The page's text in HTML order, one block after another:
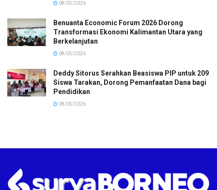
08/05/2026
Benuanta Economic Forum 2026 Dorong
Transformasi Ekonomi Kalimantan Utara yang
Berkelanjutan
08/05/2026
Deddy Sitorus Serahkan Beasiswa PIP untuk 209
Siswa Tarakan, Dorong Pemanfaatan Dana bagi
Pendidikan
08/05/2026